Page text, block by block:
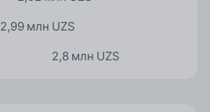
2,99 млн UZS
2,8 млн UZS